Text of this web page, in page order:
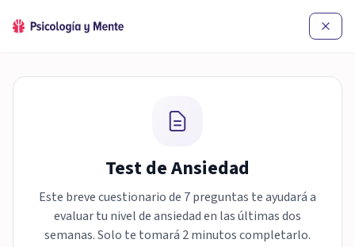
Test de Ansiedad
Este breve cuestionario de 7 preguntas te ayudará a
evaluar tu nivel de ansiedad en las últimas dos
semanas. Solo te tomará 2 minutos completarlo.